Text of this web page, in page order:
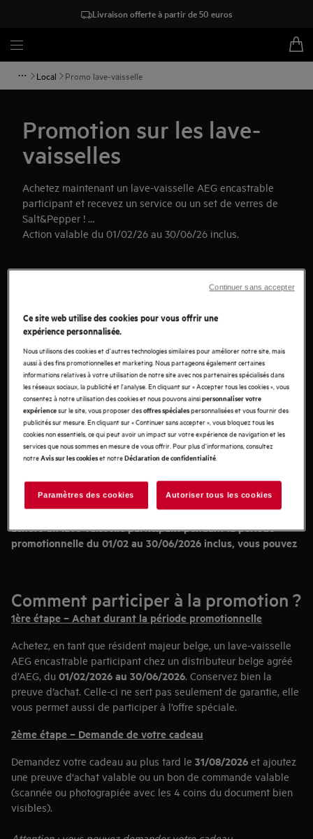
Livraison offerte à partir de 50 euros
Local Promo lave-vaisselle
Promotion sur les lave-
vaisselles
Achetez maintenant un lave-vaisselle AEG encastrable
participant et recevez un service ou un set de verres de
Salt&Pepper !
Action valable du 01/02/26 au 30/06/26 inclus.
Un cadeau Salt&Pepper à l'achat d'un lave-
vaisselle AEG encastrable participant
Cette action est malheureusement terminée. Si vous avez
acheté un lave-vaisselle participant pendant la période
promotionnelle du 01/02 au 30/06/2026 inclus, vous pouvez
verres élégant de Salt&Pepper.
Découvrez les conditions détaillées et les modèles participants
Comment participer à la promotion ?
1ère étape – Achat durant la période promotionnelle
Achetez, en tant que résident majeur belge, un lave-vaisselle
AEG encastrable participant chez un distributeur belge agréé
d’AEG, du 01/02/2026 au 30/06/2026 . Conservez bien la
preuve d’achat. Celle-ci ne sert pas seulement de garantie, elle
vous permet aussi de participer à l’offre spéciale.
2ème étape – Demande de votre cadeau
Demandez votre cadeau au plus tard le 31/08/2026 et ajoutez
une preuve d'achat valable ou un bon de commande valable
(scannée ou photograpiée avec les 4 coins du document bien
visibles).
Ce site web utilise des cookies pour vous offrir une
expérience personnalisée.
Nous utilisons des cookies et d'autres technologies similaires pour améliorer notre site, mais
aussi à des fins promotionnelles et marketing. Nous partageons également certaines
informations relatives à votre utilisation de notre site avec nos partenaires spécialisés dans
les réseaux sociaux, la publicité et l'analyse. En cliquant sur « Accepter tous les cookies », vous
consentez à notre utilisation des cookies et nous pouvons ainsipersonnaliser votre
expériencesur le site, vous proposer desoffres spécialespersonnalisées et vous fournir des
publicités sur mesure. En cliquant sur « Continuer sans accepter », vous bloquez tous les
cookies non essentiels, ce qui peut avoir un impact sur votre expérience de navigation et les
services que nous sommes en mesure de vous offrir. Pour plus d'informations, consultez
notreAvis sur les cookieset notreDéclaration de confidentialité.
Paramètres des cookies Autoriser tous les cookies
Continuer sans accepter